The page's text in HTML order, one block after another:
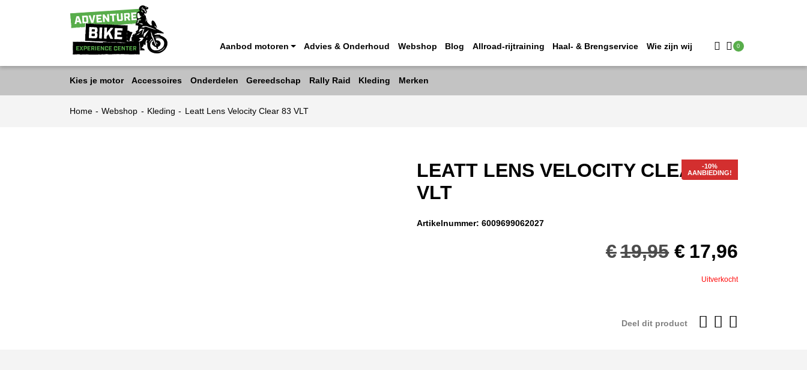
Aanbod motoren Advies & Onderhoud Webshop Blog Allroad-rijtraining Haal- & Brengservice Wie zijn wij 0
Kies je motor Accessoires Onderdelen Gereedschap Rally Raid Kleding Merken
Home - Webshop - Kleding - Leatt Lens Velocity Clear 83 VLT
AANBIEDING!
LEATT LENS VELOCITY CLEAR 83
VLT
Artikelnummer:6009699062027
€19,95
prijs
was:
€ 17,96
is:
Uitverkocht
Deel dit product